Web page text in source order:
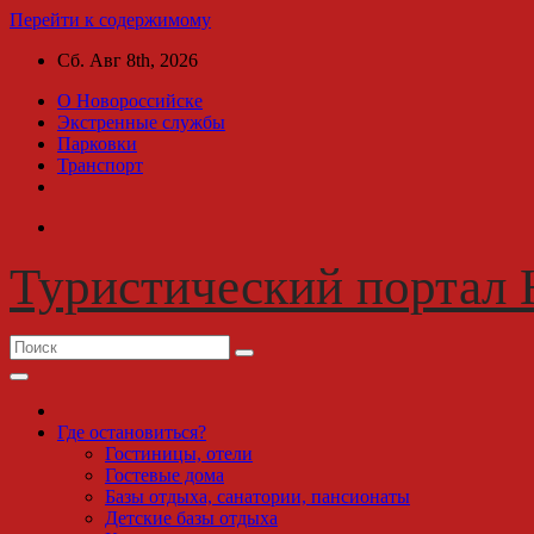
Перейти к содержимому
Сб. Авг 8th, 2026
О Новороссийске
Экстренные службы
Парковки
Транспорт
Туристический портал
Где остановиться?
Гостиницы, отели
Гостевые дома
Базы отдыха, санатории, пансионаты
Детские базы отдыха